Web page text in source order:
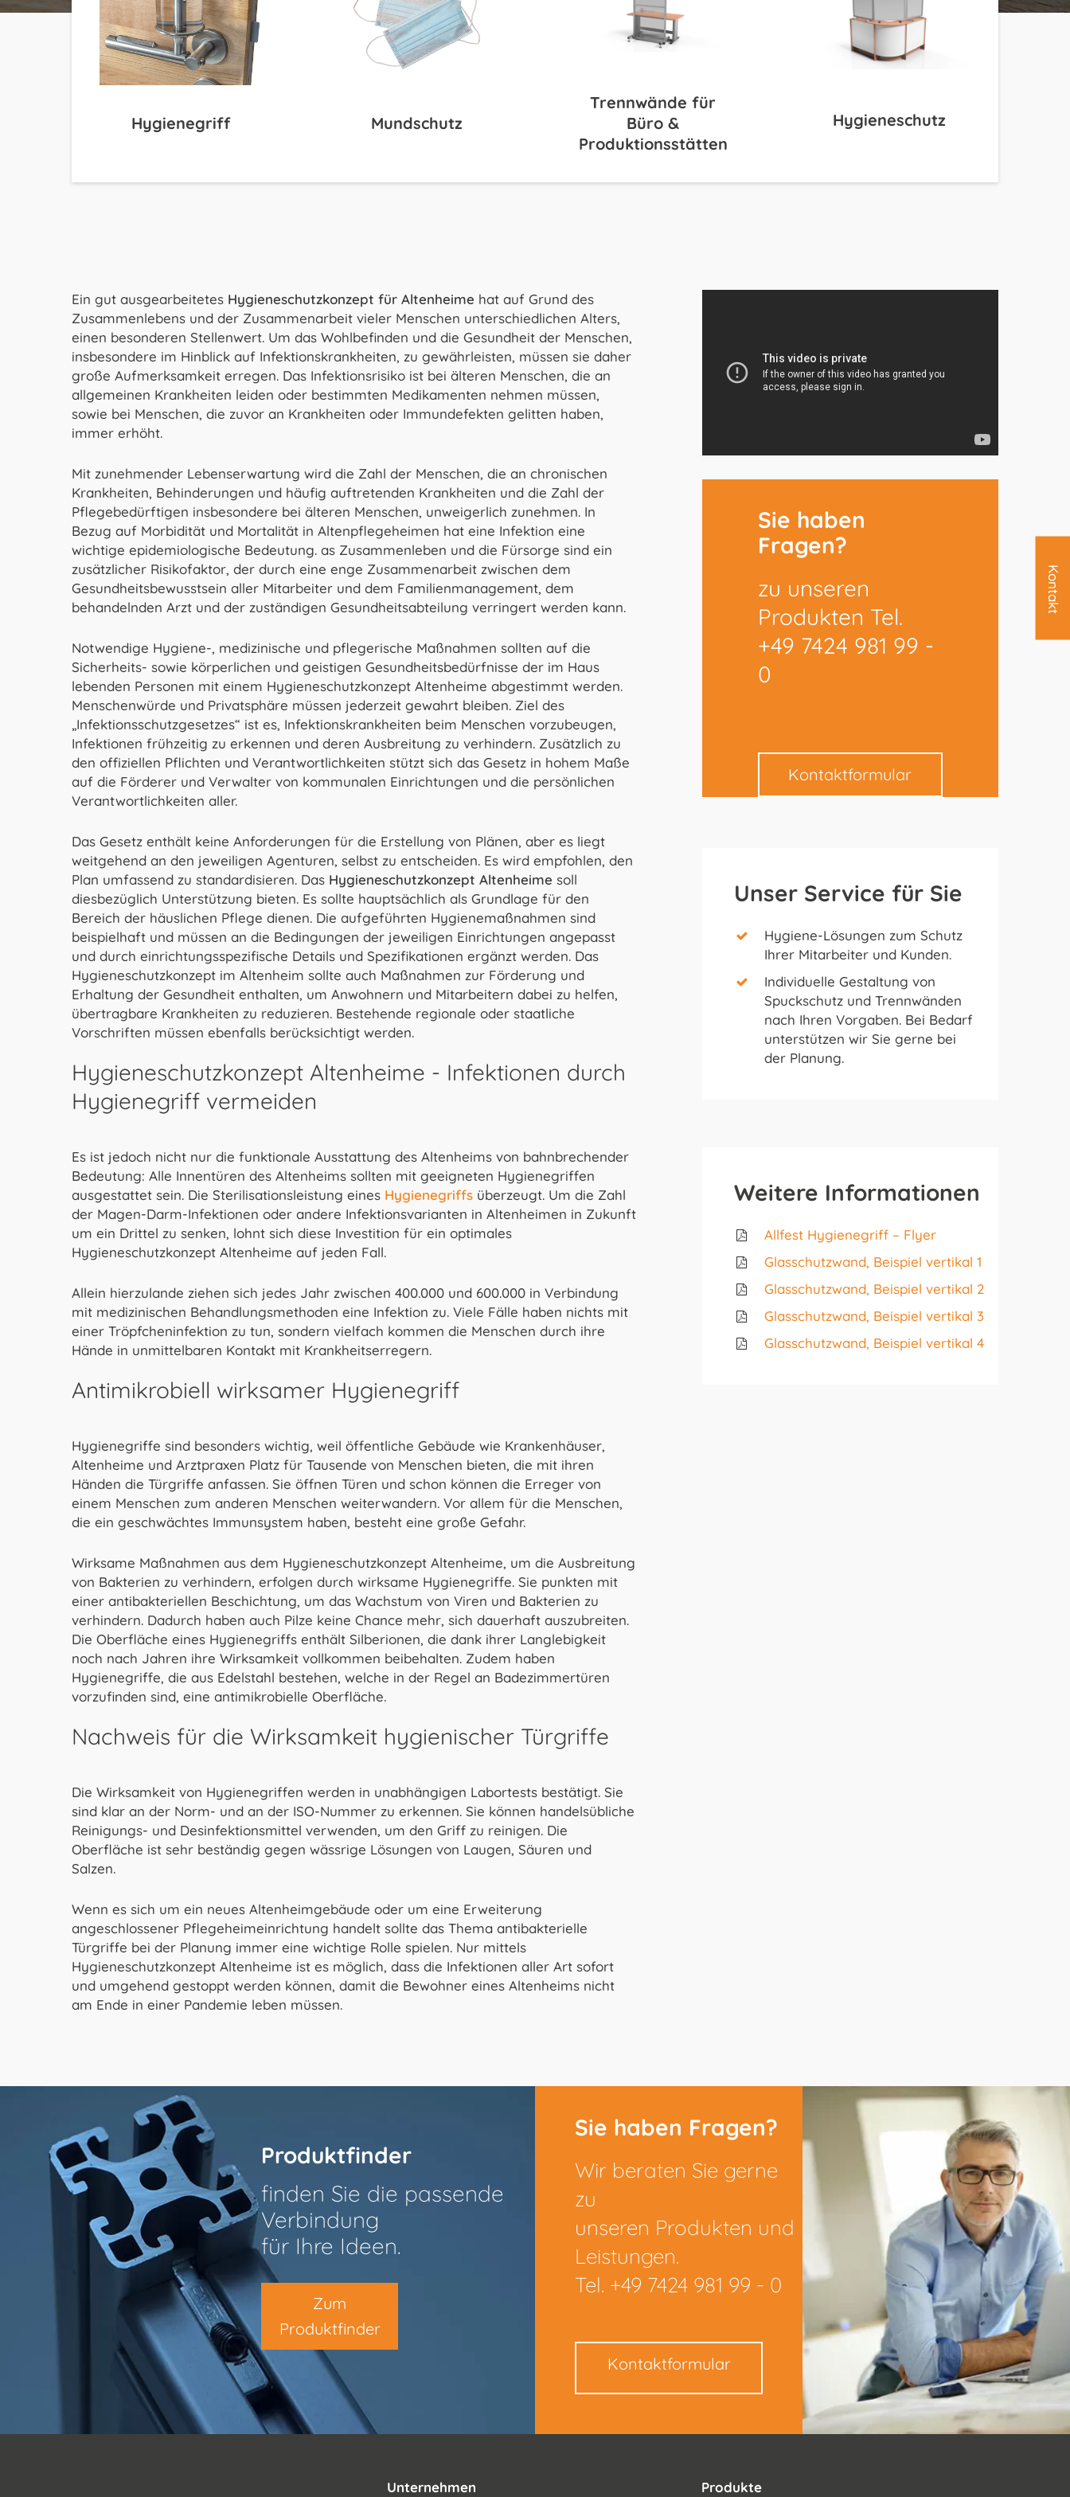
Hygienegriff Mundschutz
Trennwände für
Büro &
Produktionsstätten
Hygieneschutz
Ein gut ausgearbeitetes Hygieneschutzkonzept für Altenheime hat auf Grund des
Zusammenlebens und der Zusammenarbeit vieler Menschen unterschiedlichen Alters,
einen besonderen Stellenwert. Um das Wohlbefinden und die Gesundheit der Menschen,
insbesondere im Hinblick auf Infektionskrankheiten, zu gewährleisten, müssen sie daher
große Aufmerksamkeit erregen. Das Infektionsrisiko ist bei älteren Menschen, die an
allgemeinen Krankheiten leiden oder bestimmten Medikamenten nehmen müssen,
sowie bei Menschen, die zuvor an Krankheiten oder Immundefekten gelitten haben,
immer erhöht.
Mit zunehmender Lebenserwartung wird die Zahl der Menschen, die an chronischen
Krankheiten, Behinderungen und häufig auftretenden Krankheiten und die Zahl der
Pflegebedürftigen insbesondere bei älteren Menschen, unweigerlich zunehmen. In
Bezug auf Morbidität und Mortalität in Altenpflegeheimen hat eine Infektion eine
wichtige epidemiologische Bedeutung. as Zusammenleben und die Fürsorge sind ein
zusätzlicher Risikofaktor, der durch eine enge Zusammenarbeit zwischen dem
Gesundheitsbewusstsein aller Mitarbeiter und dem Familienmanagement, dem
behandelnden Arzt und der zuständigen Gesundheitsabteilung verringert werden kann.
Notwendige Hygiene-, medizinische und pflegerische Maßnahmen sollten auf die
Sicherheits- sowie körperlichen und geistigen Gesundheitsbedürfnisse der im Haus
lebenden Personen mit einem Hygieneschutzkonzept Altenheime abgestimmt werden.
Menschenwürde und Privatsphäre müssen jederzeit gewahrt bleiben. Ziel des
„Infektionsschutzgesetzes“ ist es, Infektionskrankheiten beim Menschen vorzubeugen,
Infektionen frühzeitig zu erkennen und deren Ausbreitung zu verhindern. Zusätzlich zu
den offiziellen Pflichten und Verantwortlichkeiten stützt sich das Gesetz in hohem Maße
auf die Förderer und Verwalter von kommunalen Einrichtungen und die persönlichen
Verantwortlichkeiten aller.
Das Gesetz enthält keine Anforderungen für die Erstellung von Plänen, aber es liegt
weitgehend an den jeweiligen Agenturen, selbst zu entscheiden. Es wird empfohlen, den
Plan umfassend zu standardisieren. Das Hygieneschutzkonzept Altenheime soll
diesbezüglich Unterstützung bieten. Es sollte hauptsächlich als Grundlage für den
Bereich der häuslichen Pflege dienen. Die aufgeführten Hygienemaßnahmen sind
beispielhaft und müssen an die Bedingungen der jeweiligen Einrichtungen angepasst
und durch einrichtungsspezifische Details und Spezifikationen ergänzt werden. Das
Hygieneschutzkonzept im Altenheim sollte auch Maßnahmen zur Förderung und
Erhaltung der Gesundheit enthalten, um Anwohnern und Mitarbeitern dabei zu helfen,
übertragbare Krankheiten zu reduzieren. Bestehende regionale oder staatliche
Vorschriften müssen ebenfalls berücksichtigt werden.
Hygieneschutzkonzept Altenheime - Infektionen durch
Hygienegriff vermeiden
Es ist jedoch nicht nur die funktionale Ausstattung des Altenheims von bahnbrechender
Bedeutung: Alle Innentüren des Altenheims sollten mit geeigneten Hygienegriffen
ausgestattet sein. Die Sterilisationsleistung eines Hygienegriffs überzeugt. Um die Zahl
der Magen-Darm-Infektionen oder andere Infektionsvarianten in Altenheimen in Zukunft
um ein Drittel zu senken, lohnt sich diese Investition für ein optimales
Hygieneschutzkonzept Altenheime auf jeden Fall.
Allein hierzulande ziehen sich jedes Jahr zwischen 400.000 und 600.000 in Verbindung
mit medizinischen Behandlungsmethoden eine Infektion zu. Viele Fälle haben nichts mit
einer Tröpfcheninfektion zu tun, sondern vielfach kommen die Menschen durch ihre
Hände in unmittelbaren Kontakt mit Krankheitserregern.
Antimikrobiell wirksamer Hygienegriff
Hygienegriffe sind besonders wichtig, weil öffentliche Gebäude wie Krankenhäuser,
Altenheime und Arztpraxen Platz für Tausende von Menschen bieten, die mit ihren
Händen die Türgriffe anfassen. Sie öffnen Türen und schon können die Erreger von
einem Menschen zum anderen Menschen weiterwandern. Vor allem für die Menschen,
die ein geschwächtes Immunsystem haben, besteht eine große Gefahr.
Wirksame Maßnahmen aus dem Hygieneschutzkonzept Altenheime, um die Ausbreitung
von Bakterien zu verhindern, erfolgen durch wirksame Hygienegriffe. Sie punkten mit
einer antibakteriellen Beschichtung, um das Wachstum von Viren und Bakterien zu
verhindern. Dadurch haben auch Pilze keine Chance mehr, sich dauerhaft auszubreiten.
Die Oberfläche eines Hygienegriffs enthält Silberionen, die dank ihrer Langlebigkeit
noch nach Jahren ihre Wirksamkeit vollkommen beibehalten. Zudem haben
Hygienegriffe, die aus Edelstahl bestehen, welche in der Regel an Badezimmertüren
vorzufinden sind, eine antimikrobielle Oberfläche.
Nachweis für die Wirksamkeit hygienischer Türgriffe
Die Wirksamkeit von Hygienegriffen werden in unabhängigen Labortests bestätigt. Sie
sind klar an der Norm- und an der ISO-Nummer zu erkennen. Sie können handelsübliche
Reinigungs- und Desinfektionsmittel verwenden, um den Griff zu reinigen. Die
Oberfläche ist sehr beständig gegen wässrige Lösungen von Laugen, Säuren und
Salzen.
Wenn es sich um ein neues Altenheimgebäude oder um eine Erweiterung
angeschlossener Pflegeheimeinrichtung handelt sollte das Thema antibakterielle
Türgriffe bei der Planung immer eine wichtige Rolle spielen. Nur mittels
Hygieneschutzkonzept Altenheime ist es möglich, dass die Infektionen aller Art sofort
und umgehend gestoppt werden können, damit die Bewohner eines Altenheims nicht
am Ende in einer Pandemie leben müssen.
Sie haben
Fragen?
zu unseren
Produkten Tel.
+49 7424 981 99 -
0
Kontaktformular
Unser Service für Sie
Hygiene-Lösungen zum Schutz
Ihrer Mitarbeiter und Kunden.
Individuelle Gestaltung von
Spuckschutz und Trennwänden
nach Ihren Vorgaben. Bei Bedarf
unterstützen wir Sie gerne bei
der Planung.
Weitere Informationen
Allfest Hygienegriff – Flyer
Glasschutzwand, Beispiel vertikal 1
Glasschutzwand, Beispiel vertikal 2
Glasschutzwand, Beispiel vertikal 3
Glasschutzwand, Beispiel vertikal 4
Produktfinder
finden Sie die passende
Verbindung
für Ihre Ideen.
Zum
Produktfinder
Sie haben Fragen?
Wir beraten Sie gerne
zu
unseren Produkten und
Leistungen.
Tel. +49 7424 981 99 - 0
Kontaktformular
Unternehmen Produkte
Kontakt